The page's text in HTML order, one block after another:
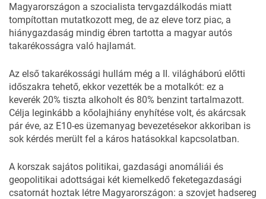
Magyarországon a szocialista tervgazdálkodás miatt
tompítottan mutatkozott meg, de az eleve torz piac, a
hiánygazdaság mindig ébren tartotta a magyar autós
takarékosságra való hajlamát.
Az első takarékossági hullám még a II. világháború előtti
időszakra tehető, ekkor vezették be a motalkót: ez a
keverék 20% tiszta alkoholt és 80% benzint tartalmazott.
Célja leginkább a kőolajhiány enyhítése volt, és akárcsak
pár éve, az E10-es üzemanyag bevezetésekor akkoriban is
sok kérdés merült fel a káros hatásokkal kapcsolatban.
A korszak sajátos politikai, gazdasági anomáliái és
geopolitikai adottságai két kiemelkedő feketegazdasági
csatornát hoztak létre Magyarországon: a szovjet hadsereg